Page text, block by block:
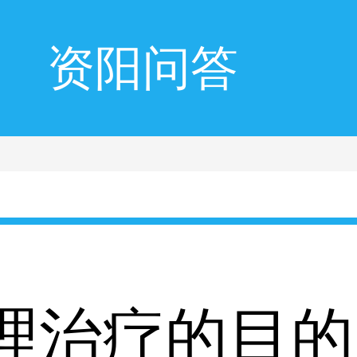
资阳问答
治疗的目